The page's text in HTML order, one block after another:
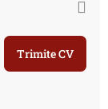
Trimite CV